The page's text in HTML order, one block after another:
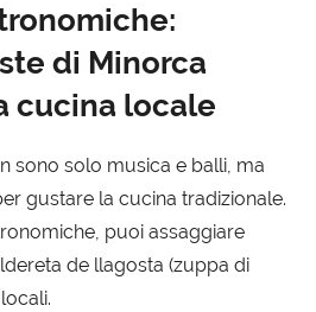
di Minorca
cucina locale
sono solo musica e balli, ma
gustare la cucina tradizionale.
puoi assaggiare
de llagosta (zuppa di